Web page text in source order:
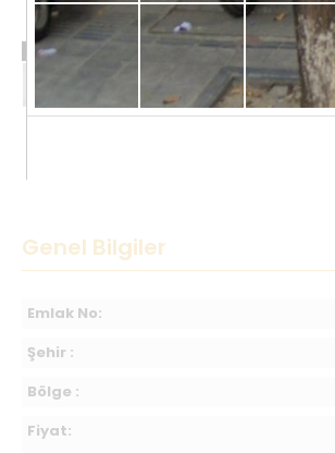
Genel Bilgiler
Emlak No:
Şehir :
Bölge :
Fiyat: